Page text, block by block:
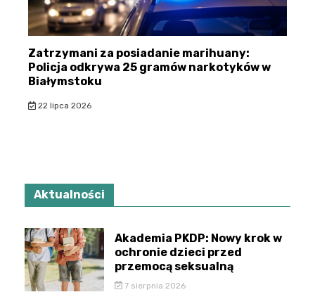
Zatrzymani za posiadanie marihuany:
Policja odkrywa 25 gramów narkotyków w
Białymstoku
22 lipca 2026
Aktualności
Akademia PKDP: Nowy krok w
ochronie dzieci przed
przemocą seksualną
7 sierpnia 2026